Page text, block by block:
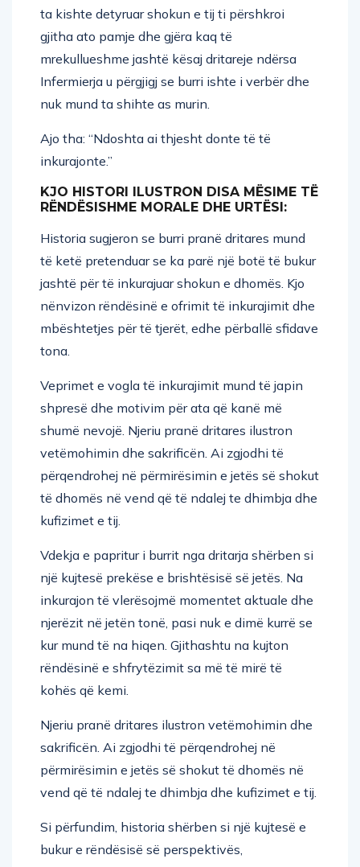
ta kishte detyruar shokun e tij ti përshkroi
gjitha ato pamje dhe gjëra kaq të
mrekullueshme jashtë kësaj dritareje ndërsa
Infermierja u përgjigj se burri ishte i verbër dhe
nuk mund ta shihte as murin.
Ajo tha: “Ndoshta ai thjesht donte të të
inkurajonte.”
KJO HISTORI ILUSTRON DISA MËSIME TË
RËNDËSISHME MORALE DHE URTËSI:
Historia sugjeron se burri pranë dritares mund
të ketë pretenduar se ka parë një botë të bukur
jashtë për të inkurajuar shokun e dhomës. Kjo
nënvizon rëndësinë e ofrimit të inkurajimit dhe
mbështetjes për të tjerët, edhe përballë sfidave
tona.
Veprimet e vogla të inkurajimit mund të japin
shpresë dhe motivim për ata që kanë më
shumë nevojë. Njeriu pranë dritares ilustron
vetëmohimin dhe sakrificën. Ai zgjodhi të
përqendrohej në përmirësimin e jetës së shokut
të dhomës në vend që të ndalej te dhimbja dhe
kufizimet e tij.
Vdekja e papritur i burrit nga dritarja shërben si
një kujtesë prekëse e brishtësisë së jetës. Na
inkurajon të vlerësojmë momentet aktuale dhe
njerëzit në jetën tonë, pasi nuk e dimë kurrë se
kur mund të na hiqen. Gjithashtu na kujton
rëndësinë e shfrytëzimit sa më të mirë të
kohës që kemi.
Njeriu pranë dritares ilustron vetëmohimin dhe
sakrificën. Ai zgjodhi të përqendrohej në
përmirësimin e jetës së shokut të dhomës në
vend që të ndalej te dhimbja dhe kufizimet e tij.
Si përfundim, historia shërben si një kujtesë e
bukur e rëndësisë së perspektivës,